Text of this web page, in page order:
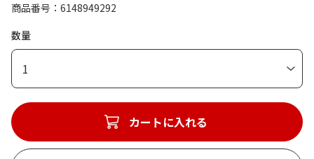
商品番号
6148949292
数量
1
カートに入れる